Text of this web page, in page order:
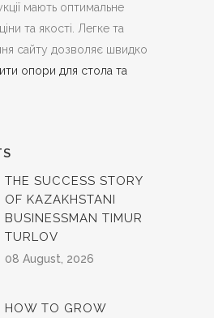
мають оптимальне
та якості. Легке та
сайту дозволяє швидко
опори для стола та
THE SUCCESS STORY
OF KAZAKHSTANI
BUSINESSMAN TIMUR
TURLOV
08 August, 2026
HOW TO GROW